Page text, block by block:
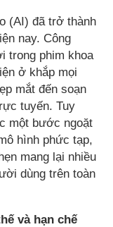
(AI) đã trở thành
nay. Công
trong phim khoa
ở khắp mọi
mắt đến soạn
tuyến. Tuy
một bước ngoặt
hình phức tạp,
mang lại nhiều
dùng trên toàn
và hạn chế